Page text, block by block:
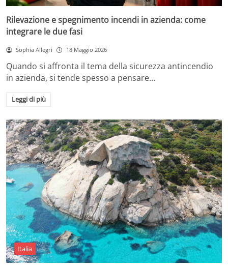
Rilevazione e spegnimento incendi in azienda: come
integrare le due fasi
Sophia Allegri 18 Maggio 2026
Quando si affronta il tema della sicurezza antincendio
in azienda, si tende spesso a pensare…
Leggi di più
Italia